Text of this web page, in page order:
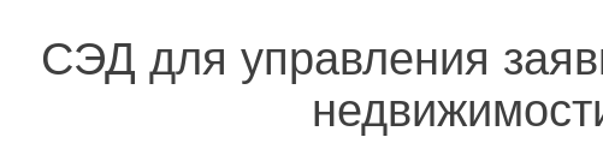
СЭД для управления